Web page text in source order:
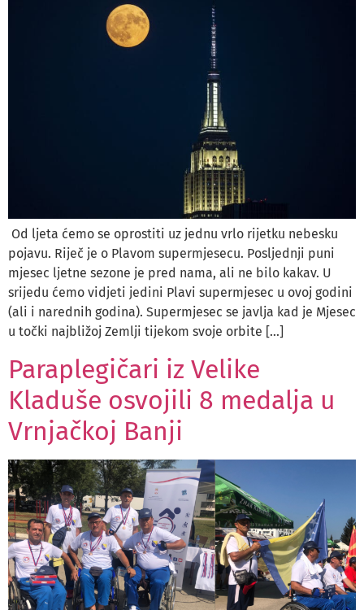
Od ljeta ćemo se oprostiti uz jednu vrlo rijetku nebesku
pojavu. Riječ je o Plavom supermjesecu. Posljednji puni
mjesec ljetne sezone je pred nama, ali ne bilo kakav. U
srijedu ćemo vidjeti jedini Plavi supermjesec u ovoj godini
(ali i narednih godina). Supermjesec se javlja kad je Mjesec
u točki najbližoj Zemlji tijekom svoje orbite […]
Paraplegičari iz Velike
Kladuše osvojili 8 medalja u
Vrnjačkoj Banji